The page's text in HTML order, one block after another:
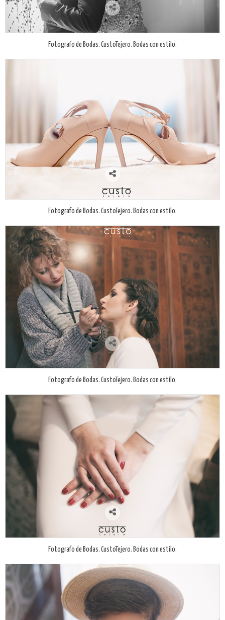
Fotografo de Bodas. CustoTejero. Bodas con estilo.
Fotografo de Bodas. CustoTejero. Bodas con estilo.
Fotografo de Bodas. CustoTejero. Bodas con estilo.
Fotografo de Bodas. CustoTejero. Bodas con estilo.